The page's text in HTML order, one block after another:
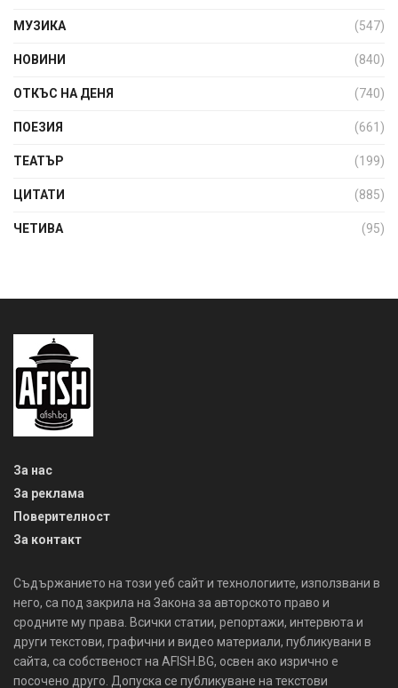
МУЗИКА (547)
НОВИНИ (840)
ОТКЪС НА ДЕНЯ (740)
ПОЕЗИЯ (661)
ТЕАТЪР (199)
ЦИТАТИ (885)
ЧЕТИВА (95)
За нас
За реклама
Поверителност
За контакт
Съдържанието на този уеб сайт и технологиите, използвани в
него, са под закрила на Закона за авторското право и
сродните му права. Всички статии, репортажи, интервюта и
други текстови, графични и видео материали, публикувани в
сайта, са собственост на AFISH.BG, освен ако изрично е
посочено друго. Допуска се публикуване на текстови